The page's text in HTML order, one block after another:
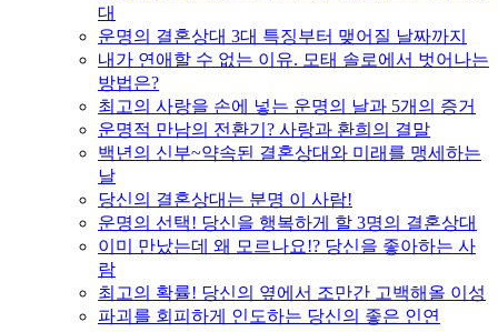
대
운명의 결혼상대 3대 특징부터 맺어질 날짜까지
내가 연애할 수 없는 이유. 모태 솔로에서 벗어나는
방법은?
최고의 사랑을 손에 넣는 운명의 날과 5개의 증거
운명적 만남의 전환기? 사랑과 환희의 결말
백년의 신부~약속된 결혼상대와 미래를 맹세하는
날
당신의 결혼상대는 분명 이 사람!
운명의 선택! 당신을 행복하게 할 3명의 결혼상대
이미 만났는데 왜 모르나요!? 당신을 좋아하는 사
람
최고의 확률! 당신의 옆에서 조만간 고백해올 이성
파괴를 회피하게 인도하는 당신의 좋은 인연